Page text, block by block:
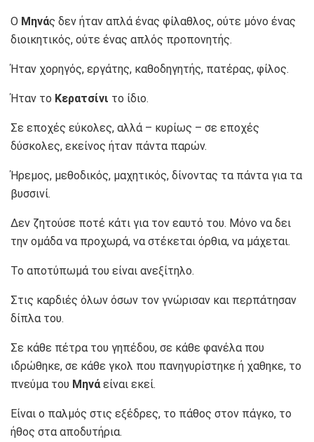
Ο Μηνάς δεν ήταν απλά ένας φίλαθλος, ούτε μόνο ένας
διοικητικός, ούτε ένας απλός προπονητής.
Ήταν χορηγός, εργάτης, καθοδηγητής, πατέρας, φίλος.
Ήταν το Κερατσίνι το ίδιο.
Σε εποχές εύκολες, αλλά – κυρίως – σε εποχές
δύσκολες, εκείνος ήταν πάντα παρών.
Ήρεμος, μεθοδικός, μαχητικός, δίνοντας τα πάντα για τα
βυσσινί.
Δεν ζητούσε ποτέ κάτι για τον εαυτό του. Μόνο να δει
την ομάδα να προχωρά, να στέκεται όρθια, να μάχεται.
Το αποτύπωμά του είναι ανεξίτηλο.
Στις καρδιές όλων όσων τον γνώρισαν και περπάτησαν
δίπλα του.
Σε κάθε πέτρα του γηπέδου, σε κάθε φανέλα που
ιδρώθηκε, σε κάθε γκολ που πανηγυρίστηκε ή χαθηκε, το
πνεύμα του Μηνά είναι εκεί.
Είναι ο παλμός στις εξέδρες, το πάθος στον πάγκο, το
ήθος στα αποδυτήρια.